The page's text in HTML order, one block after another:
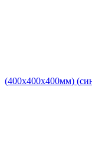
(400х400х400мм)